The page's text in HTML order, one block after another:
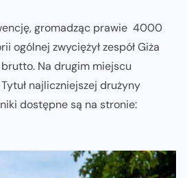
gromadząc prawie 4000
ogólnej zwyciężył zespół Giża
Na drugim miejscu
najliczniejszej drużyny
dostępne są na stronie: